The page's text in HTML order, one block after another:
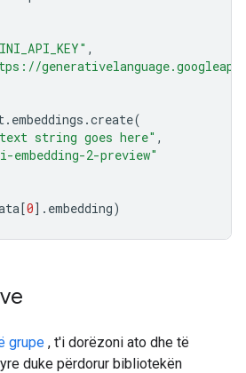
,
. embeddings .create(
string goes here" ,
embedding-2-preview"
[0] . embedding)
grupe , t'i dorëzoni ato dhe të
duke përdorur bibliotekën